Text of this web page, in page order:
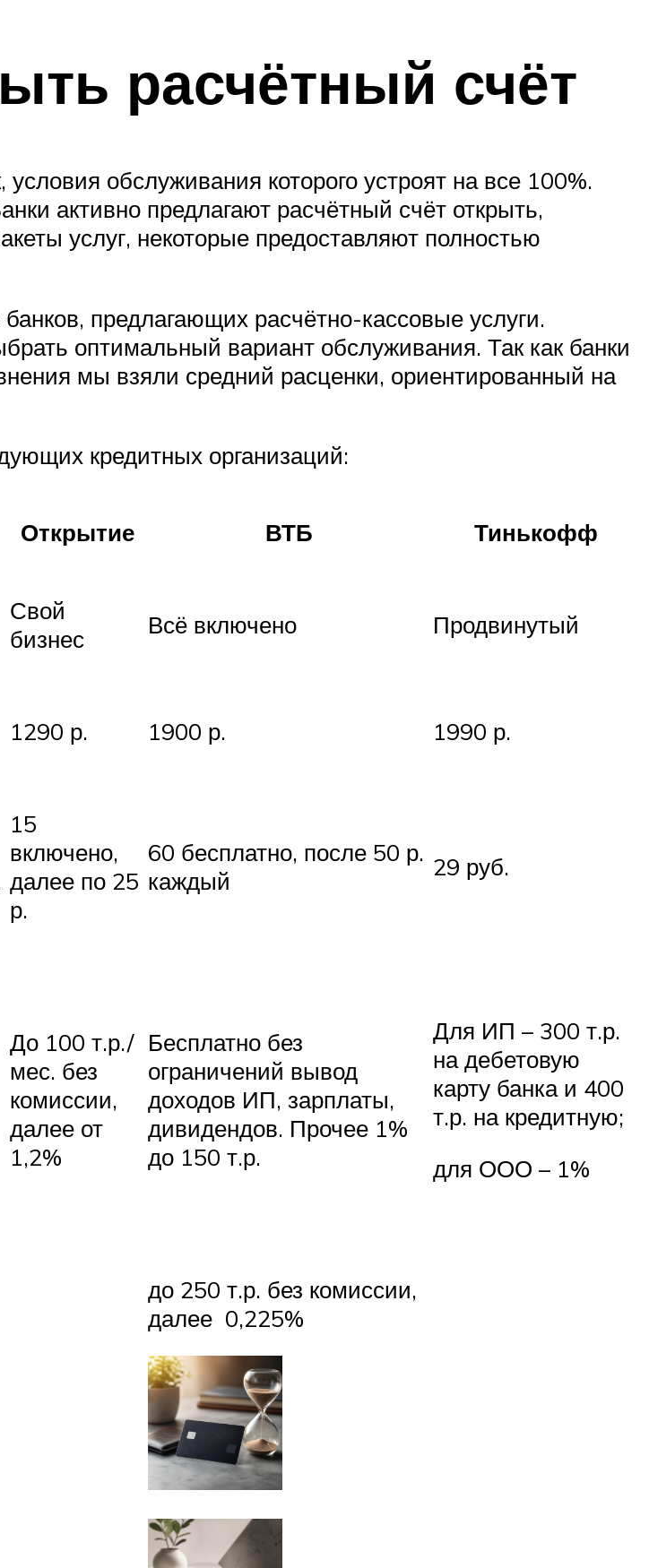
расчётный счёт
обслуживания которого устроят на все 100%.
активно предлагают расчётный счёт открыть,
услуг, некоторые предоставляют полностью
предлагающих расчётно-кассовые услуги.
оптимальный вариант обслуживания. Так как банки
мы взяли средний расценки, ориентированный на
кредитных организаций:
Открытие ВТБ Тинькофф
Свой
бизнес
Всё включено Продвинутый
1290 р. 1900 р. 1990 р.
15
включено,
далее по 25
р.
60 бесплатно, после 50 р.
каждый
29 руб.
До 100 т.р./
мес. без
комиссии,
далее от
1,2%
Бесплатно без
ограничений вывод
доходов ИП, зарплаты,
дивидендов. Прочее 1%
до 150 т.р.
Для ИП – 300 т.р.
на дебетовую
карту банка и 400
т.р. на кредитную;
для ООО – 1%
до 250 т.р. без комиссии,
далее 0,225%